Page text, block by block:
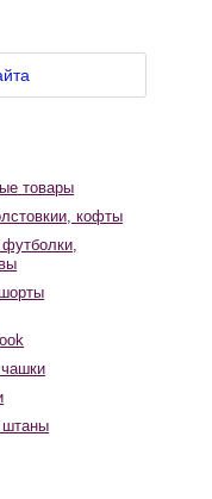
товары
кофты
штаны